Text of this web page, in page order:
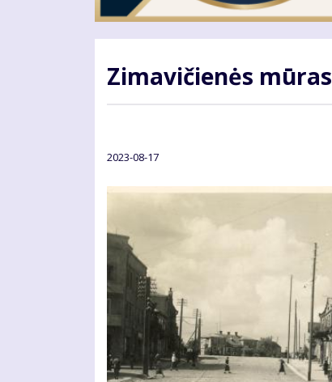
Zimavičienės mūras
2023-08-17